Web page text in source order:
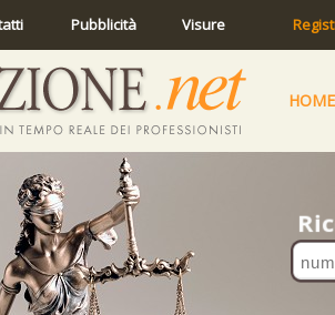
Pubblicità Visure
HOME